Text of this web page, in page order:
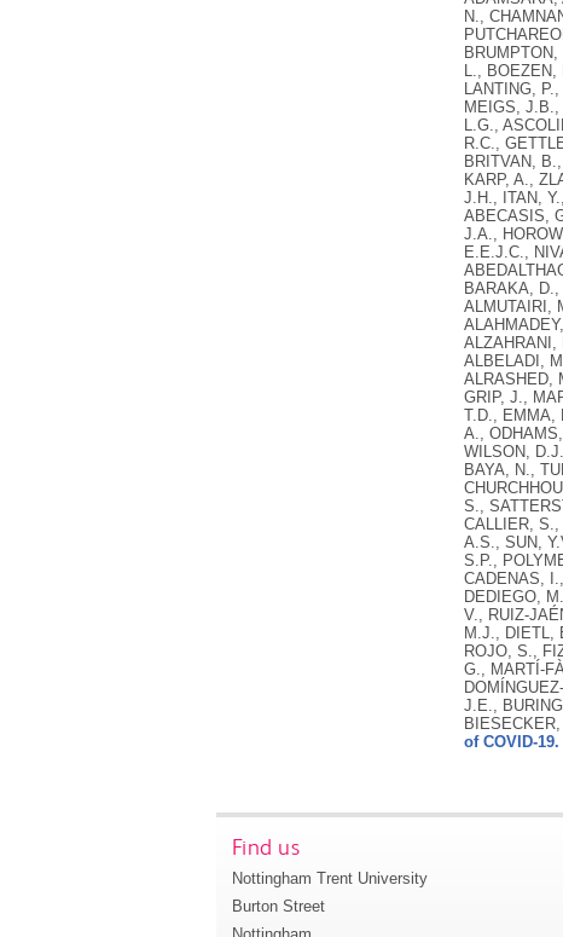
of COVID-19.
Find us
Nottingham Trent University
Burton Street